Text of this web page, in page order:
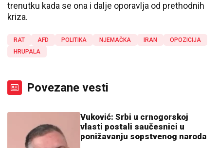
trenutku kada se ona i dalje oporavlja od prethodnih
kriza.
RAT AFD POLITIKA NJEMAČKA IRAN
OPOZICIJA
HRUPALA
Povezane vesti
Vuković: Srbi u crnogorskoj
vlasti postali saučesnici u
ponižavanju sopstvenog naroda